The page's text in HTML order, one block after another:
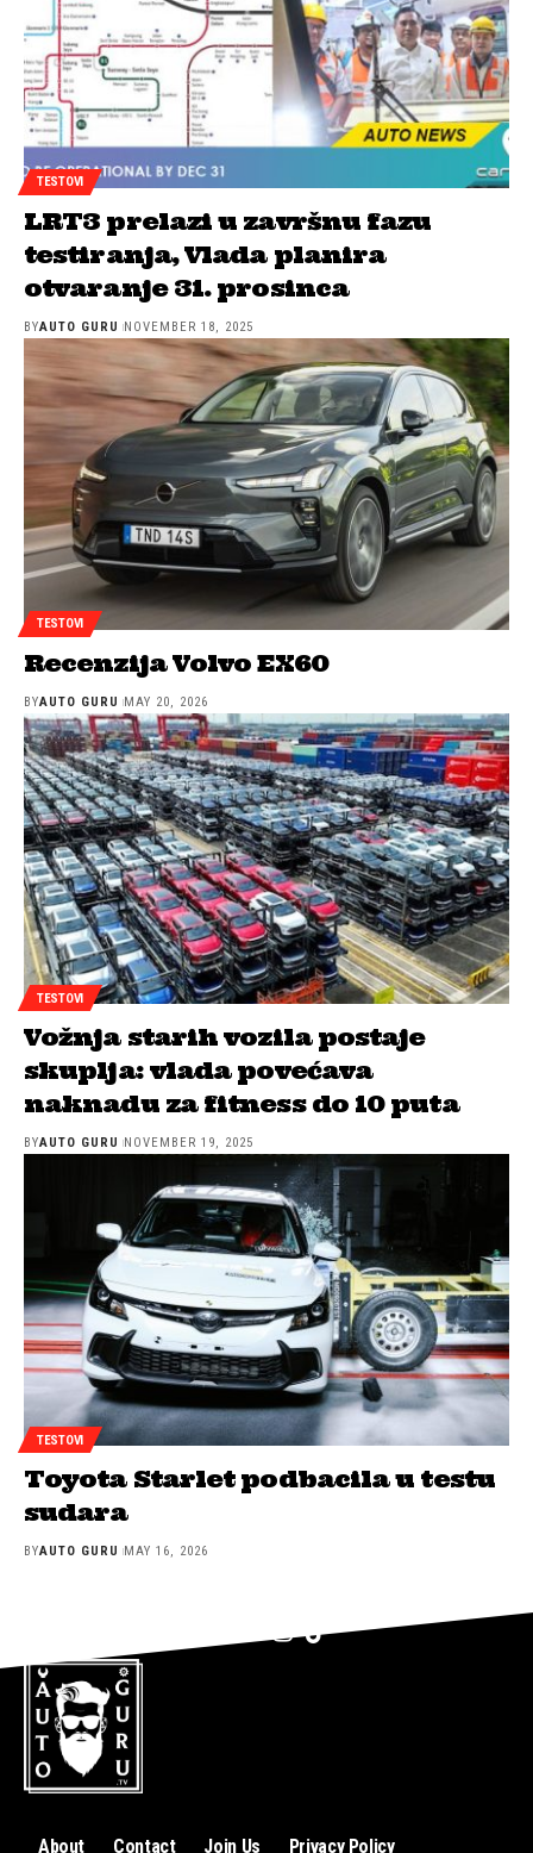
TESTOVI
LRT3 prelazi u završnu fazu
testiranja, Vlada planira
otvaranje 31. prosinca
BYAUTO GURU NOVEMBER 18, 2025
TESTOVI
Recenzija Volvo EX60
BYAUTO GURU MAY 20, 2026
TESTOVI
Vožnja starih vozila postaje
skuplja: vlada povećava
naknadu za fitness do 10 puta
BYAUTO GURU NOVEMBER 19, 2025
TESTOVI
Toyota Starlet podbacila u testu
sudara
BYAUTO GURU MAY 16, 2026
About Contact Join Us Privacy Policy